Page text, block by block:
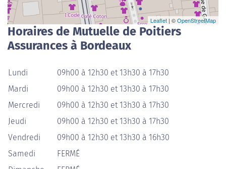
Leaflet | ©OpenStreetMap
Horaires de Mutuelle de Poitiers
Assurances à Bordeaux
Lundi
09h00 à 12h30 et 13h30 à 17h30
Mardi
09h00 à 12h30 et 13h30 à 17h30
Mercredi
09h00 à 12h30 et 13h30 à 17h30
Jeudi
09h00 à 12h30 et 13h30 à 17h30
Vendredi
09h00 à 12h30 et 13h30 à 16h30
Samedi
FERMÉ